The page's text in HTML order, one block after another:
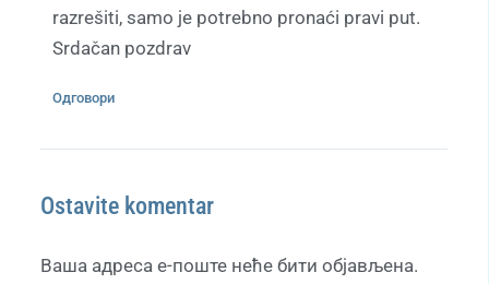
razrešiti, samo je potrebno pronaći pravi put.
Srdačan pozdrav
Одговори
Ostavite komentar
Ваша адреса е-поште неће бити објављена.